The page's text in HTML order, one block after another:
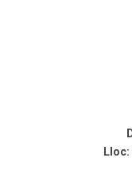
Lloc: